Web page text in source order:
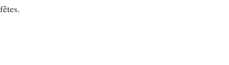
fêtes.